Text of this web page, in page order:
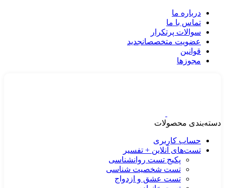
درباره ما
تماس با ما
سوالات پرتکرار
عضویت متخصصانجدید
قوانین
مجوزها
دسته‌بندی محصولات
حساب کاربری
تست‌های آنلاین + تفسیر
پکیج تست روانشناسی
تست شخصیت شناسی
تست عشق و ازدواج